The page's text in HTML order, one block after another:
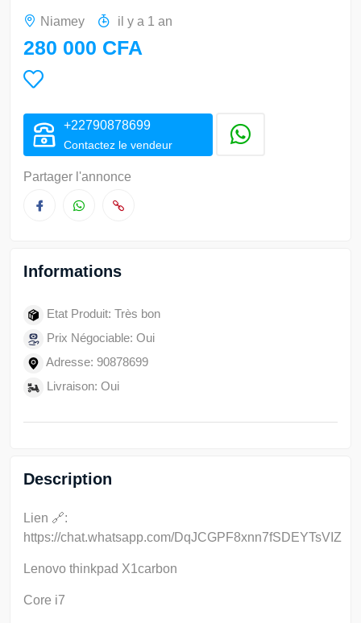
Niamey il y a 1 an
280 000 CFA
+22790878699
Contactez le vendeur
Partager l'annonce
Informations
Etat Produit: Très bon
Prix Négociable: Oui
Adresse: 90878699
Livraison: Oui
Description
Lien 🔗:
https://chat.whatsapp.com/DqJCGPF8xnn7fSDEYTsVIZ
Lenovo thinkpad X1carbon
Core i7